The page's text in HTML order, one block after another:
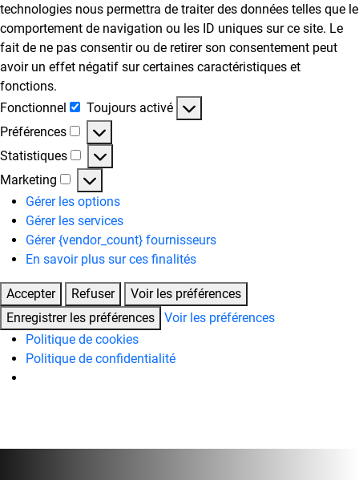
technologies nous permettra de traiter des données telles que le
comportement de navigation ou les ID uniques sur ce site. Le
fait de ne pas consentir ou de retirer son consentement peut
avoir un effet négatif sur certaines caractéristiques et
fonctions.
Fonctionnel
Fonctionnel
Toujours activé
Préférences
Préférences
Statistiques
Statistiques
Marketing
Marketing
Gérer les options
Gérer les services
Gérer {vendor_count} fournisseurs
En savoir plus sur ces finalités
Accepter Refuser
Voir les préférences
Enregistrer les préférences
Voir les préférences
Politique de cookies
Politique de confidentialité